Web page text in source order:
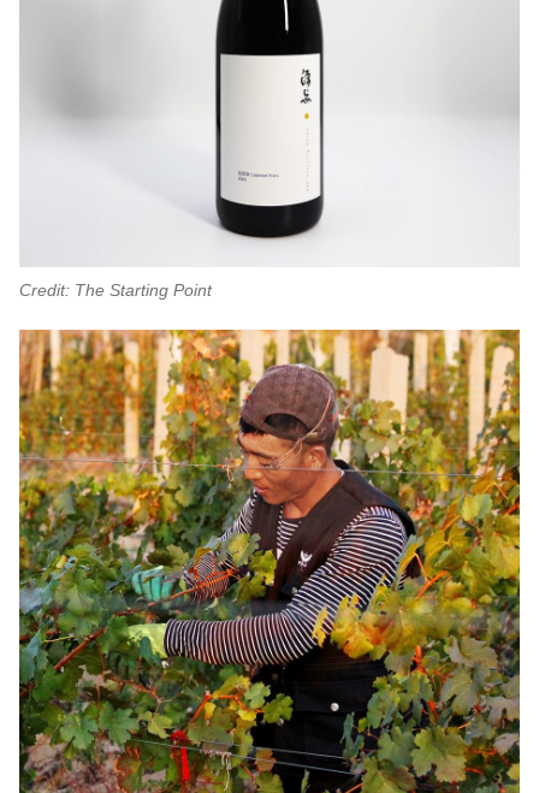
Credit: The Starting Point